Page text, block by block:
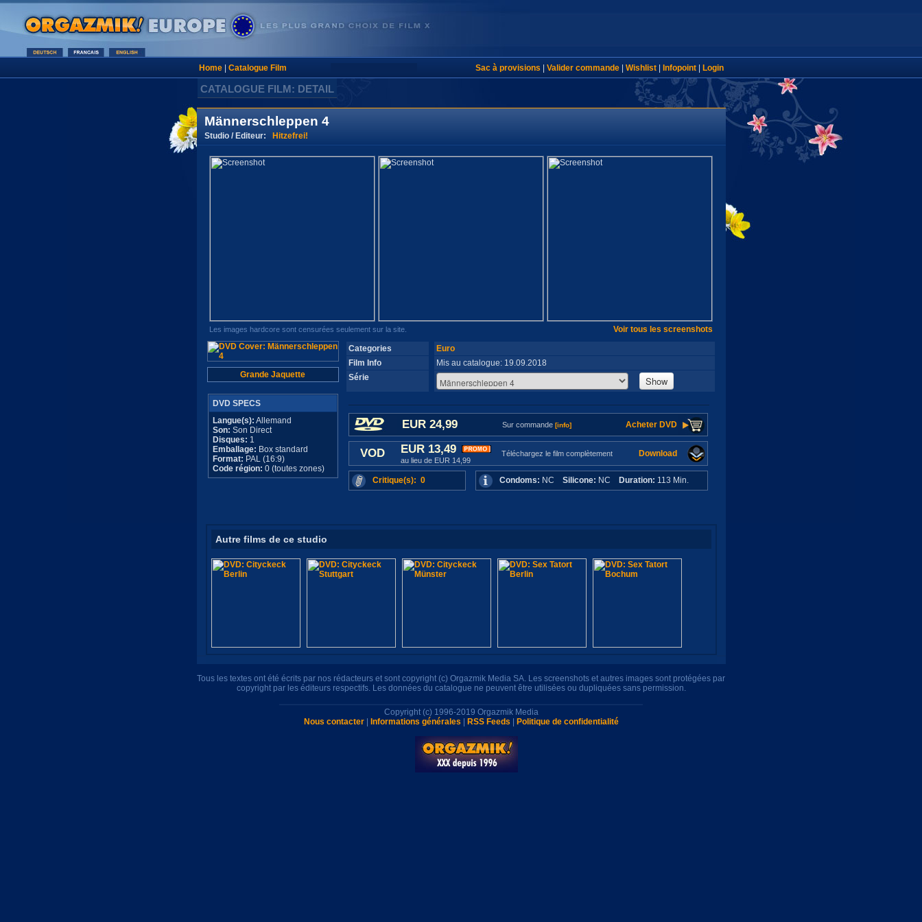
Home| Catalogue Film Sac à provisions Valider commande| Wishlist| Infopoint| Login
CATALOGUE FILM: DETAIL
Männerschleppen 4
Studio / Editeur: Hitzefrei!
Les images hardcore sont censurées seulement sur la site. Voir tous les screenshots
Grande Jaquette
DVD SPECS
Langue(s): Allemand
Son: Son Direct
Disques: 1
Emballage: Box standard
Format: PAL (16:9)
Code région: 0 (toutes zones)
Categories
Euro
Film Info
Mis au catalogue: 19.09.2018
Série
Show
EUR 24,99 Sur commande [info] Acheter DVD
VOD EUR 13,49
au lieu de EUR 14,99
Téléchargez le film complètement Download
Critique(s): 0 Condoms: NC Silicone: NC Duration: 113 Min.
Autre films de ce studio
Tous les textes ont été écrits par nos rédacteurs et sont copyright (c) Orgazmik Media SA. Les screenshots et autres images sont protégées par
copyright par les éditeurs respectifs. Les données du catalogue ne peuvent être utilisées ou dupliquées sans permission.
Copyright (c) 1996-2019 Orgazmik Media
Nous contacter| Informations générales RSS Feeds Politique de confidentialité